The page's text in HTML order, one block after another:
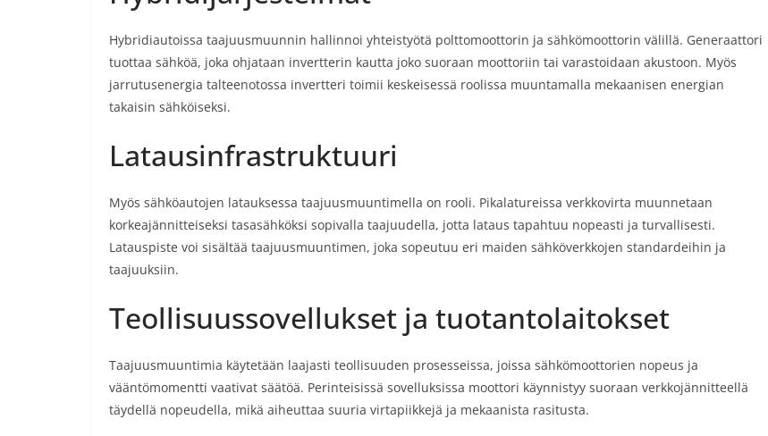
Hybridiautoissa taajuusmuunnin hallinnoi yhteistyötä polttomoottorin ja sähkömoottorin välillä. Generaattori
tuottaa sähköä, joka ohjataan invertterin kautta joko suoraan moottoriin tai varastoidaan akustoon. Myös
jarrutusenergia talteenotossa invertteri toimii keskeisessä roolissa muuntamalla mekaanisen energian
takaisin sähköiseksi.
Latausinfrastruktuuri
Myös sähköautojen latauksessa taajuusmuuntimella on rooli. Pikalatureissa verkkovirta muunnetaan
korkeajännitteiseksi tasasähköksi sopivalla taajuudella, jotta lataus tapahtuu nopeasti ja turvallisesti.
Latauspiste voi sisältää taajuusmuuntimen, joka sopeutuu eri maiden sähköverkkojen standardeihin ja
taajuuksiin.
Teollisuussovellukset ja tuotantolaitokset
Taajuusmuuntimia käytetään laajasti teollisuuden prosesseissa, joissa sähkömoottorien nopeus ja
vääntömomentti vaativat säätöä. Perinteisissä sovelluksissa moottori käynnistyy suoraan verkkojännitteellä
täydellä nopeudella, mikä aiheuttaa suuria virtapiikkejä ja mekaanista rasitusta.